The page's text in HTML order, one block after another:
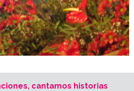
cantamos historias